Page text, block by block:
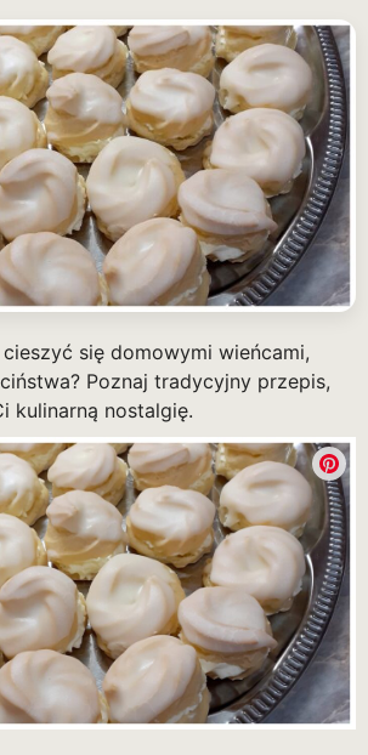
cieszyć się domowymi wieńcami,
Poznaj tradycyjny przepis,
kulinarną nostalgię.